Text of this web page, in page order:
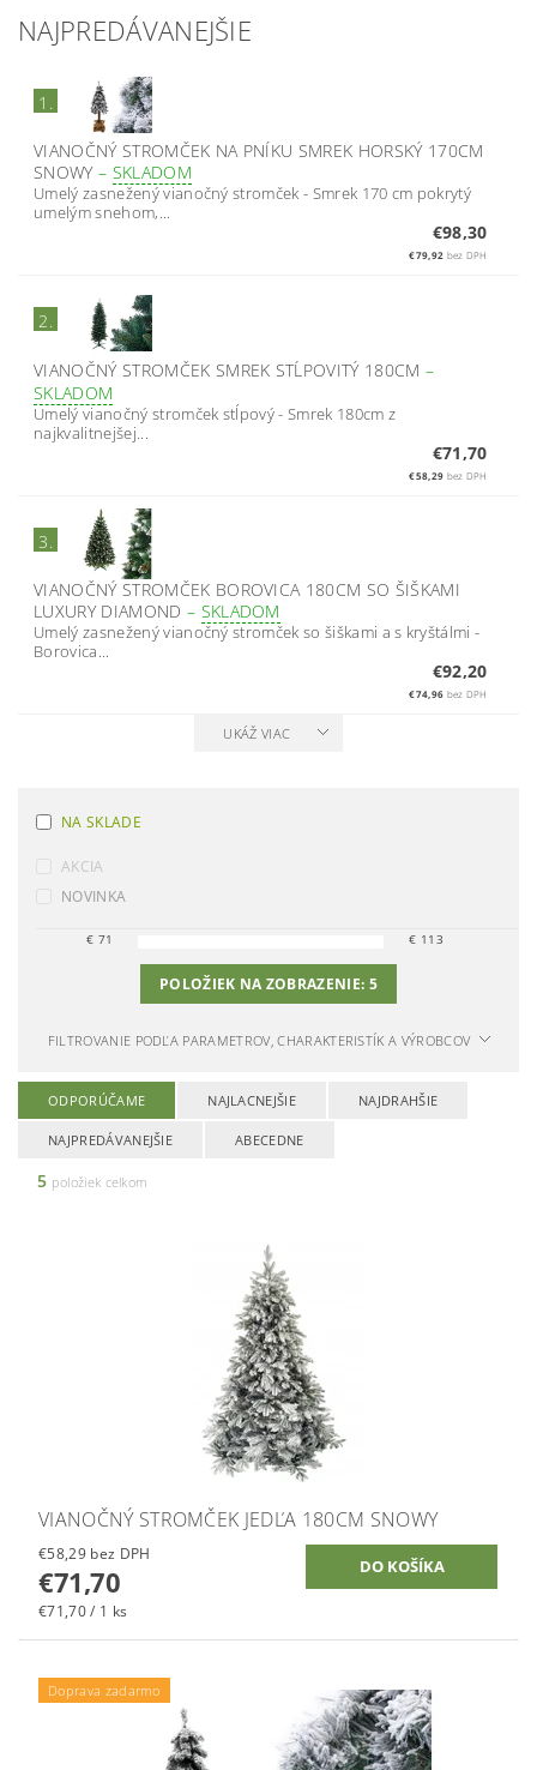
NAJPREDÁVANEJŠIE
1.
VIANOČNÝ STROMČEK NA PNÍKU SMREK HORSKÝ 170CM
SNOWY– SKLADOM
Umelý zasnežený vianočný stromček - Smrek 170 cm pokrytý
umelým snehom,...
€98,30
€79,92 bez DPH
2.
VIANOČNÝ STROMČEK SMREK STĹPOVITÝ 180CM –
SKLADOM
Umelý vianočný stromček stĺpový - Smrek 180cm z
najkvalitnejšej...
€71,70
€58,29 bez DPH
3.
VIANOČNÝ STROMČEK BOROVICA 180CM SO ŠIŠKAMI
LUXURY DIAMOND – SKLADOM
Umelý zasnežený vianočný stromček so šiškami a s kryštálmi -
Borovica...
€92,20
€74,96 bez DPH
UKÁŽ VIAC
NA SKLADE
AKCIA
NOVINKA
€ 71 € 113
POLOŽIEK NA ZOBRAZENIE: 5
FILTROVANIE PODĽA PARAMETROV, CHARAKTERISTÍK A VÝROBCOV
ODPORÚČAME NAJLACNEJŠIE NAJDRAHŠIE
NAJPREDÁVANEJŠIE ABECEDNE
5 položiek celkom
VIANOČNÝ STROMČEK JEDĽA 180CM SNOWY
€58,29 bez DPH
€71,70
€71,70 / 1 ks
Doprava zadarmo